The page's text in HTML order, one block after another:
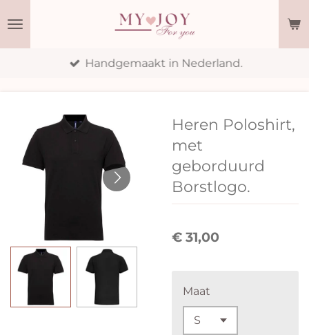
Handgemaakt in Nederland.
Heren Poloshirt,
met
geborduurd
Borstlogo.
€ 31,00
Maat